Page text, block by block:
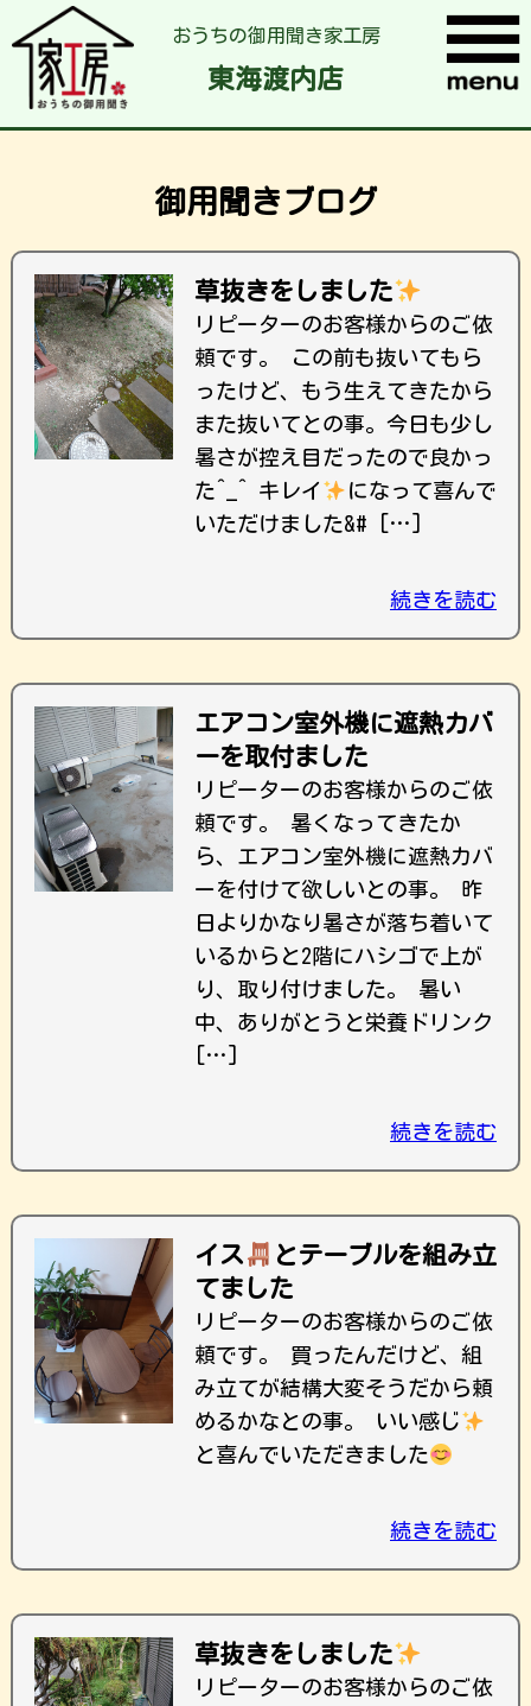
おうちの御用聞き家工房
東海渡内店
御用聞きブログ
草抜きをしました
リピーターのお客様からのご依
頼です。 この前も抜いてもら
ったけど、もう生えてきたから
また抜いてとの事。今日も少し
暑さが控え目だったので良かっ
た^_^ キレイ
になって喜んで
いただけました&# […]
続きを読む
エアコン室外機に遮熱カバ
ーを取付ました
リピーターのお客様からのご依
頼です。 暑くなってきたか
ら、エアコン室外機に遮熱カバ
ーを付けて欲しいとの事。 昨
日よりかなり暑さが落ち着いて
いるからと2階にハシゴで上が
り、取り付けました。 暑い
中、ありがとうと栄養ドリンク
[…]
続きを読む
イス
とテーブルを組み立
てました
リピーターのお客様からのご依
頼です。 買ったんだけど、組
み立てが結構大変そうだから頼
めるかなとの事。 いい感じ
と喜んでいただきました
続きを読む
草抜きをしました
リピーターのお客様からのご依